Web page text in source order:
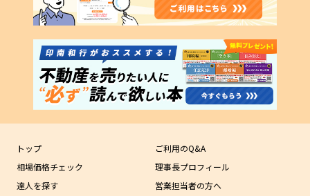
トップ
相場価格チェック
達人を探す
ご利用のQ&A
理事長プロフィール
営業担当者の方へ